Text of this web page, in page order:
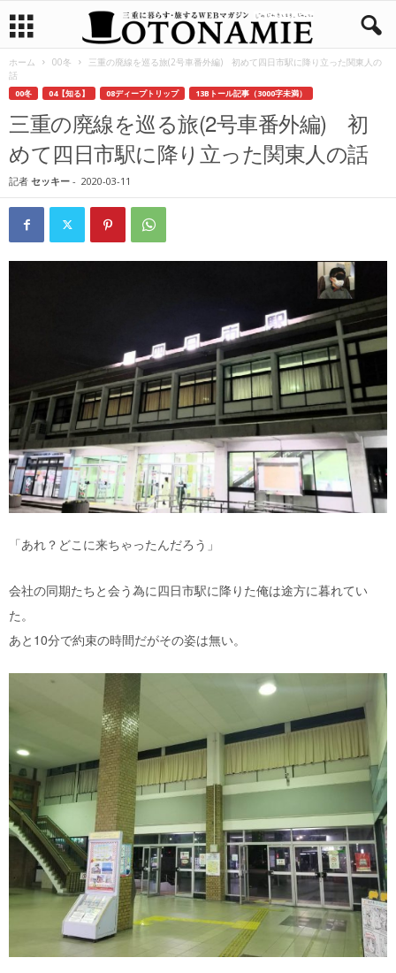
ホーム 00冬
三重の廃線を巡る旅(2号車番外編) 初めて四日市駅に降り立った関東人の
話
00冬 04【知る】 08ディープトリップ 13Bトール記事（3000字未満）
三重の廃線を巡る旅(2号車番外編) 初
めて四日市駅に降り立った関東人の話
記者 セッキー - 2020-03-11
「あれ？どこに来ちゃったんだろう」
会社の同期たちと会う為に四日市駅に降りた俺は途方に暮れてい
た。
あと10分で約束の時間だがその姿は無い。